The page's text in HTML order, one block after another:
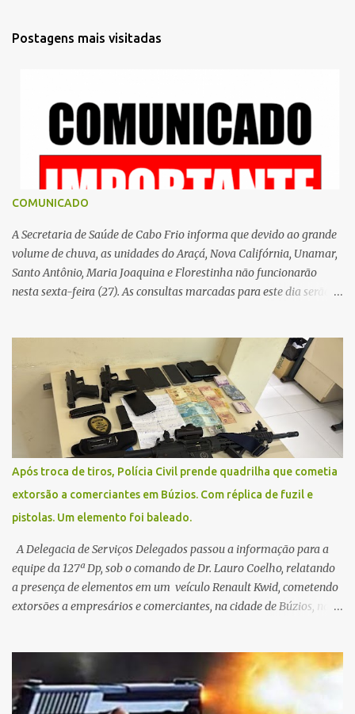
Postagens mais visitadas
COMUNICADO
A Secretaria de Saúde de Cabo Frio informa que devido ao grande
volume de chuva, as unidades do Araçá, Nova Califórnia, Unamar,
Santo Antônio, Maria Joaquina e Florestinha não funcionarão
nesta sexta-feira (27). As consultas marcadas para este dia serão
Contamos com a compreensão de toda população, pois se trata de
uma situação climática que foge ao controle da administração
pública.
Após troca de tiros, Polícia Civil prende quadrilha que cometia
extorsão a comerciantes em Búzios. Com réplica de fuzil e
pistolas. Um elemento foi baleado.
A Delegacia de Serviços Delegados passou a informação para a
equipe da 127ª Dp, sob o comando de Dr. Lauro Coelho, relatando
a presença de elementos em um veículo Renault Kwid, cometendo
extorsões a empresários e comerciantes, na cidade de Búzios, na
fugir da cidade Buziana. Um dos detidos é policial civil e este foi
baleado na perna na troca de tiros . Na ocorrência, três armas,
pistolas e uma réplica de fuzil, foram apreendidas. O homem